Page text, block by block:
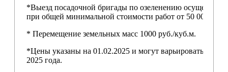
*Выезд посадочной бригады по озеленению
при общей минимальной стоимости работ от 50 000,00
* Перемещение земельных масс 1000 руб./куб.м.
*Цены указаны на 01.02.2025 и могут варьироваться
2025 года.